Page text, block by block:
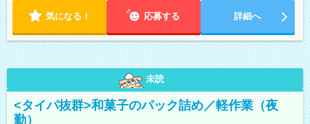
気になる！ 応募する 詳細へ
未読
<タイパ抜群>和菓子のパック詰め／軽作業（夜
勤）